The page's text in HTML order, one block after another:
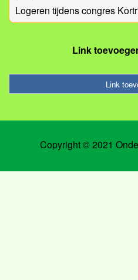
Logeren tijdens congres
Link
Link
Copyright © 2021